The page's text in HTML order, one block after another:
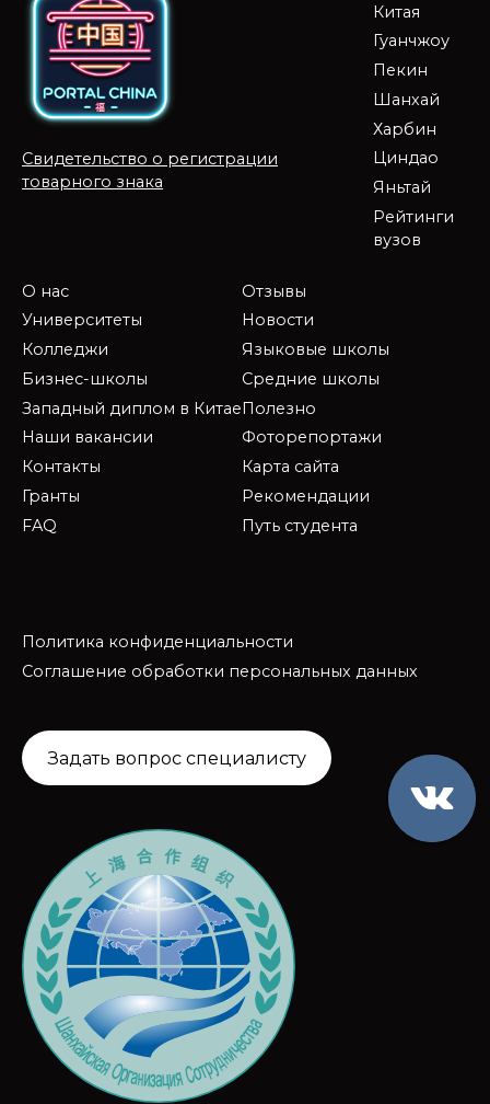
Свидетельство о регистрации
товарного знака
Китая
Гуанчжоу
Пекин
Шанхай
Харбин
Циндао
Яньтай
Рейтинги
вузов
О нас
Университеты
Колледжи
Бизнес-школы
Западный диплом в Китае
Наши вакансии
Контакты
Гранты
FAQ
Отзывы
Новости
Языковые школы
Средние школы
Полезно
Фоторепортажи
Карта сайта
Рекомендации
Путь студента
Политика конфиденциальности
Соглашение обработки персональных данных
Задать вопрос специалисту